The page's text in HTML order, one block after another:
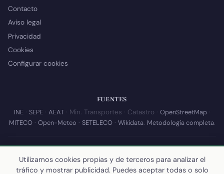
Contacto
Aviso legal
Privacidad
Cookies
Configurar cookies
FUENTES
INE· SEPE· AEAT· Min. Transportes · Catastro · OpenStreetMap·
MITECO· Open-Meteo · SETELECO· Wikidata. Metodología completa.
© 2026 Callejear.com — Directorio municipal de España con datos
abiertos. Desarrollado y mantenido porYoel Castaño.
Utilizamos cookies propias y de terceros para analizar el
tráfico y mostrar publicidad. Puedes aceptar todas o solo